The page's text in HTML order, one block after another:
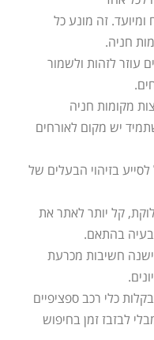
זה מונע כל
חניה.
עוזר לזהות ולשמור
מקומות חניה
יש מקום לאורחים
לסייע בזיהוי הבעלים של
קל יותר לאתר את
בהתאם.
חשיבות מכרעת
כלי רכב ספציפיים
לבזבז זמן בחיפוש